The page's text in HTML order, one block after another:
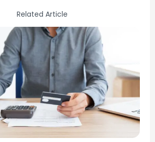
Related Article